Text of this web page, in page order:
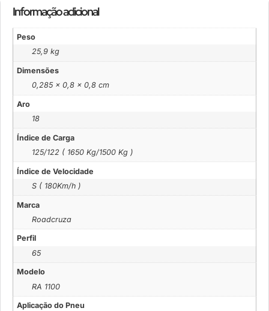
Informação adicional
Peso
25,9 kg
Dimensões
0,285 × 0,8 × 0,8 cm
Aro
18
Índice de Carga
125/122 ( 1650 Kg/1500 Kg )
Índice de Velocidade
S ( 180Km/h )
Marca
Roadcruza
Perfil
65
Modelo
RA 1100
Aplicação do Pneu